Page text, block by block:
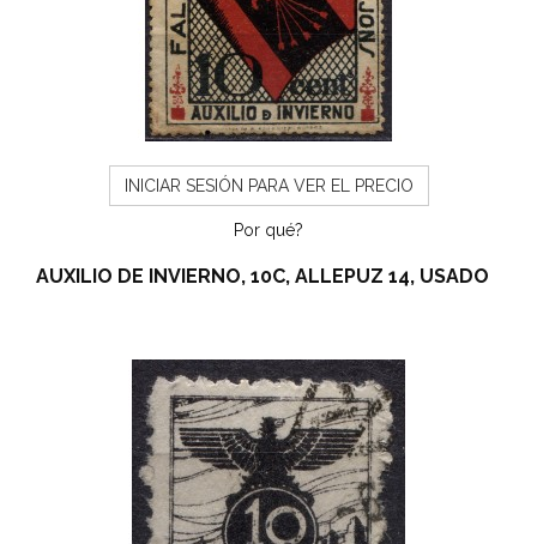
INICIAR SESIÓN PARA VER EL PRECIO
Por qué?
AUXILIO DE INVIERNO, 10C, ALLEPUZ 14, USADO